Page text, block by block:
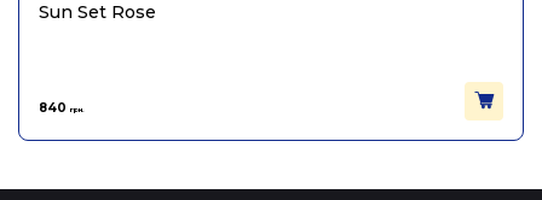
Sun Set Rose
840 грн.